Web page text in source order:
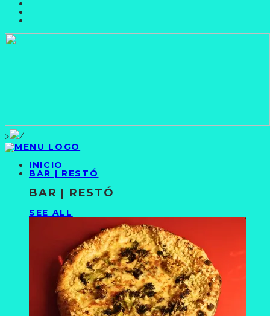
>
INICIO
BAR | RESTÓ
BAR | RESTÓ
SEE ALL